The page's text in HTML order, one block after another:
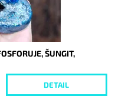
ŠUNGIT,
DETAIL